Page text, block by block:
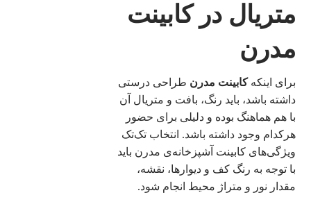
متریال در کابینت
مدرن
برای اینکهکابینت مدرن طراحی درستی
داشته باشد، باید رنگ، بافت و متریال آن
با هم هماهنگ بوده و دلیلی برای حضور
هرکدام وجود داشته باشد. انتخاب تک‌تک
ویژگی‌های کابینت آشپزخانه‌ی مدرن باید
با توجه به رنگ کف و دیوارها، نقشه،
مقدار نور و متراژ محیط انجام شود.